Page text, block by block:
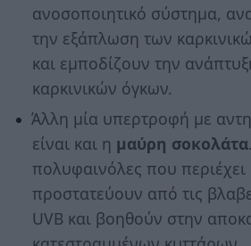
ανοσοποιητικό σύστημα,
την εξάπλωση των
και εμποδίζουν την
καρκινικών όγκων.
Άλλη μία υπερτροφή με
είναι και η μαύρη σοκολάτα
πολυφαινόλες που περιέχει
προστατεύουν από τις
UVB και βοηθούν στην